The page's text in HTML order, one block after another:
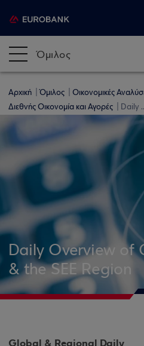
Όμιλος
Αρχική Όμιλος
Οικονομικές
Διεθνής Οικονομία και Αγορές
Daily
Daily Overview of
& the SEE Region